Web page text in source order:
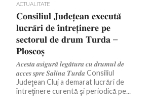
ACTUALITATE
𝐂𝐨𝐧𝐬𝐢𝐥𝐢𝐮𝐥 𝐉𝐮𝐝𝐞𝐭̦𝐞𝐚𝐧 𝐞𝐱𝐞𝐜𝐮𝐭𝐚̆
𝐥𝐮𝐜𝐫𝐚̆𝐫𝐢 𝐝𝐞 𝐢̂𝐧𝐭𝐫𝐞𝐭̦𝐢𝐧𝐞𝐫𝐞 𝐩𝐞
𝐬𝐞𝐜𝐭𝐨𝐫𝐮𝐥 𝐝𝐞 𝐝𝐫𝐮𝐦 𝐓𝐮𝐫𝐝𝐚 –
𝐏𝐥𝐨𝐬𝐜𝐨𝐬̦
𝑨𝒄𝒆𝒔𝒕𝒂 𝒂𝒔𝒊𝒈𝒖𝒓𝒂̆ 𝒍𝒆𝒈𝒂̆𝒕𝒖𝒓𝒂 𝒄𝒖 𝒅𝒓𝒖𝒎𝒖𝒍 𝒅𝒆
𝒂𝒄𝒄𝒆𝒔 𝒔𝒑𝒓𝒆 𝑺𝒂𝒍𝒊𝒏𝒂 𝑻𝒖𝒓𝒅𝒂 Consiliul
Judeţean Cluj a demarat lucrări de
întreţinere curentă şi periodică pe...